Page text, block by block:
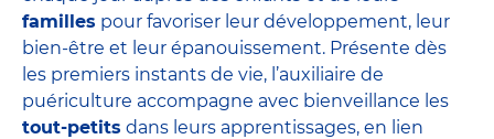
familles pour favoriser leur développement, leur
bien-être et leur épanouissement. Présente dès
les premiers instants de vie, l’auxiliaire de
puériculture accompagne avec bienveillance les
tout-petits dans leurs apprentissages, en lien